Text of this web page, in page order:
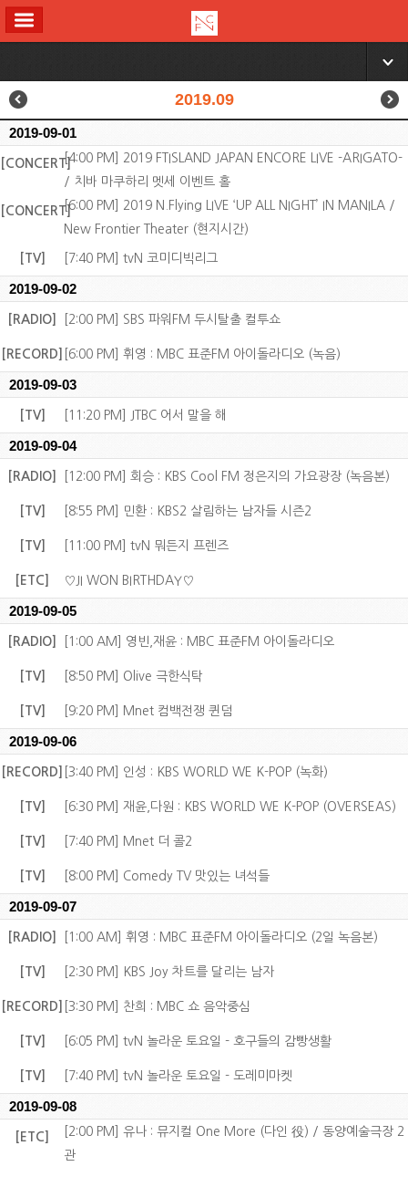
▼
2019.09
2019-09-01
[CONCERT][4:00 PM] 2019 FTISLAND JAPAN ENCORE LIVE -ARIGATO-
/ 치바 마쿠하리 멧세 이벤트 홀
[CONCERT][6:00 PM] 2019 N.Flying LIVE ‘UP ALL NIGHT’ IN MANILA /
New Frontier Theater (현지시간)
[TV] [7:40 PM] tvN 코미디빅리그
2019-09-02
[RADIO] [2:00 PM] SBS 파워FM 두시탈출 컬투쇼
[RECORD] [6:00 PM] 휘영 : MBC 표준FM 아이돌라디오 (녹음)
2019-09-03
[TV] [11:20 PM] JTBC 어서 말을 해
2019-09-04
[RADIO] [12:00 PM] 회승 : KBS Cool FM 정은지의 가요광장 (녹음본)
[TV] [8:55 PM] 민환 : KBS2 살림하는 남자들 시즌2
[TV] [11:00 PM] tvN 뭐든지 프렌즈
[ETC] ♡JI WON BIRTHDAY♡
2019-09-05
[RADIO] [1:00 AM] 영빈,재윤 : MBC 표준FM 아이돌라디오
[TV] [8:50 PM] Olive 극한식탁
[TV] [9:20 PM] Mnet 컴백전쟁 퀸덤
2019-09-06
[RECORD] [3:40 PM] 인성 : KBS WORLD WE K-POP (녹화)
[TV] [6:30 PM] 재윤,다원 : KBS WORLD WE K-POP (OVERSEAS)
[TV] [7:40 PM] Mnet 더 콜2
[TV] [8:00 PM] Comedy TV 맛있는 녀석들
2019-09-07
[RADIO] [1:00 AM] 휘영 : MBC 표준FM 아이돌라디오 (2일 녹음본)
[TV] [2:30 PM] KBS Joy 차트를 달리는 남자
[RECORD] [3:30 PM] 찬희 : MBC 쇼 음악중심
[TV] [6:05 PM] tvN 놀라운 토요일 - 호구들의 감빵생활
[TV] [7:40 PM] tvN 놀라운 토요일 - 도레미마켓
2019-09-08
[ETC]
[2:00 PM] 유나 : 뮤지컬 One More (다인 役) / 동양예술극장 2
관